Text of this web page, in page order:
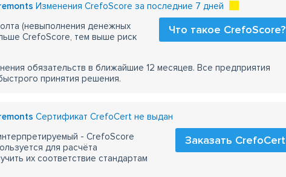
Изменения CrefoScore за последние 7 дней
Что такое CrefoScore?
(невыполнения денежных
CrefoScore, тем выше риск
обязательств в ближайшие 12 месяцев. Все предприятия
принятия решения.
Сертификат CrefoCert не выдан
Заказать CrefoCert
- CrefoScore
для расчёта
их соответствие стандартам